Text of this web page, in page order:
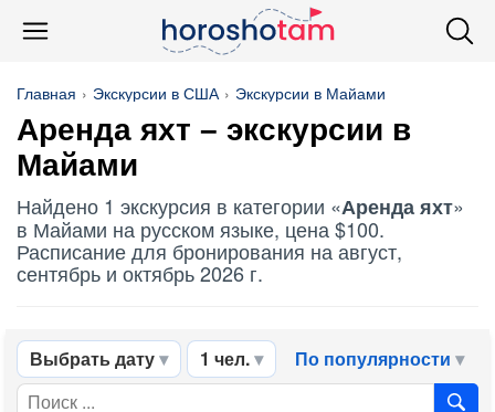
Главная Экскурсии в США Экскурсии в Майами
Аренда яхт – экскурсии в
Майами
Найдено 1 экскурсия в категории «Аренда яхт»
в Майами на русском языке, цена $100.
Расписание для бронирования на август,
сентябрь и октябрь 2026 г.
Выбрать дату 1 чел. По популярности